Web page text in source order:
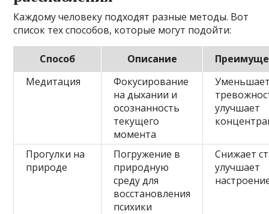
Каждому человеку подходят разные методы. Вот
список тех способов, которые могут подойти:
Способ Описание
Медитация
Фокусирование
на дыхании и
осознанность
текущего
момента
улучшает
Прогулки на
природе
Погружение в
природную
среду для
восстановления
психики
Снижает
улучшает